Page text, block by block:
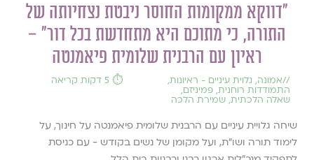
״דווקא ממקומות החוסר ניבטת נצחיותה של
התורה, כי מתוכם היא מתחדשת בכל דור״ –
ראיון עם הרבנית שלומית פיאמנטה
//אמונה, גלוית עיניים - ראיונות,
התמודדות רוחנית, פמיניזם,
שאלה הלכתית, שמירת הלכה
⏱️ 5 דקות קריאה
שיחה גלויית עיניים עם הרבנית שלומית פיאמנטה על חינוך, על
לימוד תורה ושו"ת, ועל מקומן של נשים בקודש - עם כניסת